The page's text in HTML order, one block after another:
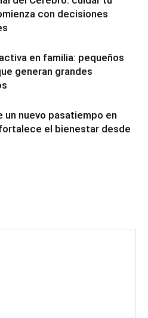
con decisiones
en familia: pequeños
generan grandes
un nuevo pasatiempo en
el bienestar desde